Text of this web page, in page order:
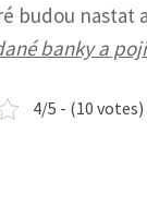
budou nastat
banky a
4/5 - (10 votes)